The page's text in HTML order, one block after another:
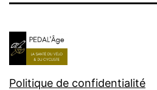
Politique de confidentialité